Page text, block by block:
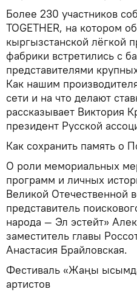
Более 230 участников
TOGETHER, на котором
кыргызстанской лёгкой
фабрики встретились с
представителями
Как нашим
сети и на что делают
рассказывает Виктория
президент Русской
Как сохранить память о
О роли мемориальных
программ и личных
Великой Отечественной
представитель
народа — Эл эстейт»
заместитель главы
Анастасия Брайловская.
Фестиваль «Жаңы
артистов